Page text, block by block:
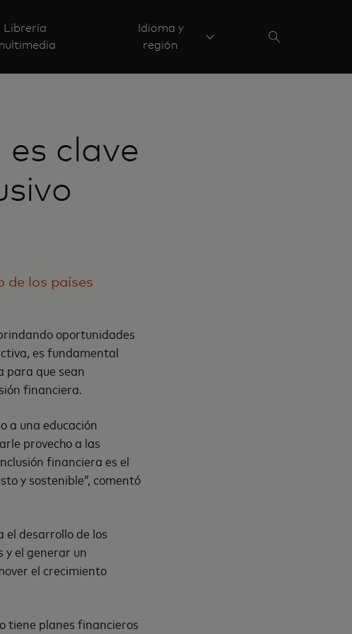
Librería
Idioma y
región
clave
de los países
oportunidades
es fundamental
para que sean
financiera.
a una educación
provecho a las
financiera es el
y sostenible”, comentó
desarrollo de los
y el generar un
el crecimiento
tiene planes financieros